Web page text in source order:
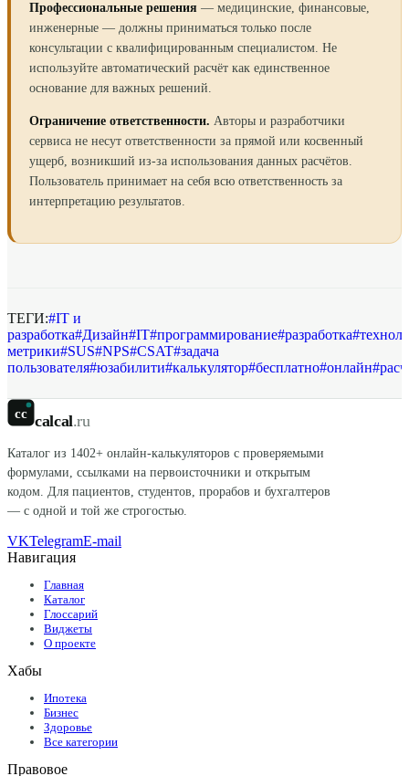
Профессиональные решения — медицинские, финансовые,
инженерные — должны приниматься только после
консультации с квалифицированным специалистом. Не
используйте автоматический расчёт как единственное
основание для важных решений.
Ограничение ответственности. Авторы и разработчики
сервиса не несут ответственности за прямой или косвенный
ущерб, возникший из-за использования данных расчётов.
Пользователь принимает на себя всю ответственность за
интерпретацию результатов.
ТЕГИ:#IT и
разработка#Дизайн#IT#программирование#разработка#
метрики#SUS#NPS#CSAT#задача
пользователя#юзабилити#калькулятор#бесплатно#онлайн#
cc calcal.ru
Каталог из 1402+ онлайн-калькуляторов с проверяемыми
формулами, ссылками на первоисточники и открытым
кодом. Для пациентов, студентов, прорабов и бухгалтеров
— с одной и той же строгостью.
VKTelegramE-mail
Навигация
Главная
Каталог
Глоссарий
Виджеты
О проекте
Хабы
Ипотека
Бизнес
Здоровье
Все категории
Правовое